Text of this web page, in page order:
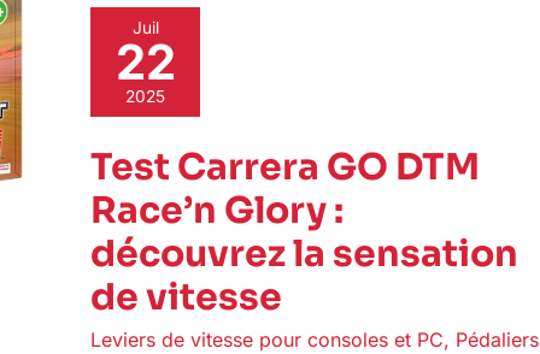
Juil
22
2025
Test Carrera GO DTM
Race’n Glory :
découvrez la sensation
de vitesse
Leviers de vitesse pour consoles et PC, Pédaliers
Test
Carrera
GO
DTM
Race’n
Glory
:
découvrez
la
sensation
de
vitesse